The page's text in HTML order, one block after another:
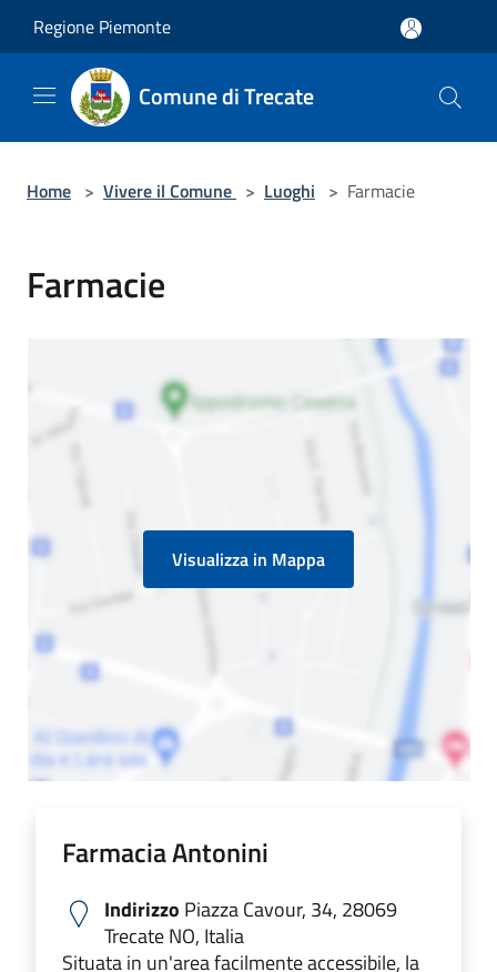
Regione Piemonte
Comune di Trecate
Home > Vivere il Comune > Luoghi > Farmacie
Farmacie
Visualizza in Mappa
Farmacia Antonini
Indirizzo Piazza Cavour, 34, 28069
Trecate NO, Italia
Situata in un'area facilmente accessibile, la